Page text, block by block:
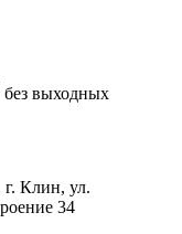
без выходных
г. Клин, ул.
34